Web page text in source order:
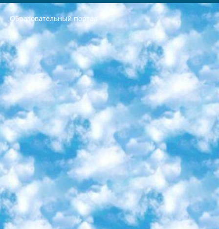
Образовательный портал
РЕСПУБЛИКА УЗБЕКИСТАН МИНИСТРЕРСТВО ДОШКОЛЬНОГО И ШКОЛЬНОГО ОБРАЗОВАНИЯ КОМАНДА в общеобразовательных учреждениях в 2023-2024 учебном году организация и проведение итоговой государственной аттестации обучающихся о Министра дошкольного и школьного образования Республики Узбекистан от 4 марта 2008 года (постановлением Минюста от 20 марта 2008 года № 1778 государственной регистрации) «Итоговое состояние учащихся общего среднего образования на основании положения об утверждении положения об аттестации общего среднего образования выпускной экзамен студентов в образовательных учреждениях в 2023-2024 учебном году В целях организации и прохождения аттестации приказываю: 1. Следующее: перечень предметов, по которым будет проводиться итоговая государственная аттестация и экзамен формы перевода согласно приложению 1; сертификаты международного образца, оценивающие уровень владения иностранными языками перечень согласно приложению 2; 2. Педагогический при специализированных образовательных учреждениях. научно-практический центр квалификации и международной оценки (Д.Давидова) 2024 г. До 25 марта: задания по предметам, по которым будет проводиться итоговая аттестация разработка и утверждение технических условий; итоговая аттестация на основании разработанного предметного задания разработка вопросов по предметам (устно и письменно), экзамен передача; общеобразовательные средние школы и специальные учебные заведения учащиеся выпускных классов школ и интернатов в агентской системе подготовка базы данных экзаменационных материалов и критериев оценки; перевод базы экзаменационных материалов на все языки обучения подать в Республиканский образовательный центр для изготовления; варианты экзаменов на основе разработанных контрольных материалов пусть будут поставлены задачи формирования. 3. Республиканский образовательный центр (Ш.Худайкулов) до 5 апреля 2024 года. до: база данных предоставленных экзаменационных материалов на все языки обучения перевод и экспертиза; для слепых, слабовидящих, глухих, слабослышащих и умственно отсталых детей учащиеся выпускных классов специализированных школ и школ-интернатов база данных экзаменационных материалов на всех преподаваемых языках подготовка критериев оценки; специализированные школы для умственно отсталых детей и технологии для учащихся выпускных классов школ-интернатов разработка соответствующих рекомендаций и критериев проведения ЕГЭ по естествознанию давать задания. 4. Педагогический при специализированных образовательных учреждениях. Научно-практический центр навыков и международной оценки (Д.Давидова), Республика образовательный центр (Худайкулов Ш.) итоговый государственный аттестационный экзамен ориентирован на творческое и логическое мышление при подготовке базы материалов учитывать введение заданий. 5. Следует отметить, что: сертификат государственного образца о знании общеобразовательного предмета и как минимум национальный уровень B1 по предметам на иностранных языках, указанным в Приложении 2. или международно признанный сертификат эквивалентного уровня студенты, изучающие определенный предмет, освобождаются от экзамена; по соответствующим предметам запланирована итоговая государственная аттестация за день до дня, путем жеребьевки Рабочей группой (в письменной форме по предметам, проводимым в форме) из числа сформированных вариантов выбрано 2 варианта; 2 выбранных варианта экзамена анонсированы на официальном сайте министерства и все выпускники по всей стране на основе этих вариантов проводит итоговую государственную аттестацию. 6. Государственное образование учащихся средних общеобразовательных учреждений. знания в соответствии с квалификационными требованиями, которые необходимо приобрести на основании стандартов итоговый (выпускной) контроль для 9 и 11 классов в целях тестирования Экзамены (далее – экзамены) состоят из предметов, перечисленных в приложении 1. будет сделано. 7. Экзамены пройдут с 26 мая по 15 июня 2024 г. (кроме науки физического воспитания). 8. Физическая для учащихся 9 классов общесредних образовательных учреждений. Экзамены по предмету «Образование, квалификация медицина» 1-6 мая 2024 года. сотрудники перевести под присмотр (с отклонениями в физическом или умственном развитии) специализированная школа для детей, школы-интернаты и со сколиозом школы-интернаты санаторного типа для больных детей исключены). 9. Он был слепым, слабовидящим и имел нарушения опорно-двигательного аппарата. экзамены в специализированных школах и интернатах для детей должны проводиться исходя из требований, предъявляемых к общеобразовательным учреждениям (физкультура кроме науки). 10. Специализированная школа для глухих и слабослышащих детей. и экзамены в интернатах и быть реализован в виде письменного теста по математике. 11. Специальность для умственно отсталых детей. Для 9 класса Родной язык и литературное письмо Государственный язык (язык обучения – узбекский). для неклассов) написано Математическое письмо Письменная/устная история Узбекистана Физическое воспитание практично Итоговый контроль Для 11 класса Написание родного языка и литературы (эссе) Математическое письмо Узбекский язык (обучение на узбекском языке) не посещающее общее среднее образование для учреждений)/Образовательное учреждение выбор письменный и устный Иностранный язык письменный/устный Письменная/устная история Узбекистана *По выбору студента:  Химия  Физика  Основы государственного права  География 10 бесплатных образовательных ресурсов - Мы составили подборку онлайн-проектов с интерактивными упражнениями, видеолекциями и статьями. Они помогут вам обрести новые и освежить старые знания бесплатно. 1. «ИНТУИТ» Старейшая образовательная площадка Рунета. Здесь вы найдёте сотни текстовых и видеокурсов на десятки различных тем — от программирования до психологии. Многие курсы подготовлены российскими университетами и крупными международными компаниями вроде Intel и Microsoft. Самостоятельное обучение бесплатное, но желающие могут оплатить услуги персональных наставников. 2. «Смартия» знакомит с актуальными профессиями и подсказывает, как им обучаться. Выбрав заинтересовавшую вас специальность — SMM-специалист, фотограф, веб-дизайнер или другую, — увидите список необходимых для неё умений. Чтобы вы могли освоить их самостоятельно, для каждого умения площадка отображает подборку ссылок на учебные материалы. Хотя «Смартия» ориентируется на русскоязычную аудиторию, часть контента всё же доступна только на английском. 3. «Лекторий Физтеха» Проект Московского физико-технического института (Физтеха). С его помощью вы можете смотреть онлайн серии лекций, записанные на видео в этом вузе. В числе доступных предметов — физика, биология, химия, информационные технологии и другие. К некоторым лекциям администрация ресурса прилагает готовые конспекты, которые можно скачивать в PDF-формате. 4. ITMOcourses Онлайн-площадка Санкт-Петербургского национального исследовательского университета информационных технологий, механики и оптики (ИТМО). Ресурс предоставляет свободный доступ к курсам, разработанным в этом вузе. Каталог материалов разбит на четыре категории: «Оптические системы и технологии», «Приборостроение и робототехника», «Информационные технологии» и «Биотехнологии». Курсы состоят из видеолекций, интерактивных демонстраций и заданий. 5. «КиберЛенинка» Электронная научная библиотека открытого доступа. Каталог площадки регулярно обрастает текстами статей из различных научных изданий. Сгруппированные по журналам и рубрикам публикации можно читать онлайн или скачивать целиком в PDF-формате. Проект нацелен на популяризацию науки за счёт открытого доступа к качественной информации. 6. «ПостНаука» На этом ресурсе публикуют подборки видеолекций, составленные экспертами из разных отраслей и объединённые общими темами. Среди них, к примеру, есть серии «Биоинформатика и геномика», «Культура средневековой Скандинавии» и Cinema Studies о теории кино. Каждая подборка лекций — логически связанная история, рассказанная экспертом от первого лица. Кроме того, на сайте появляются научно-образовательные статьи и тесты на разные темы. 7. «Newочём» Команда проекта «Newочём» отбирает самые интересные тексты из англоязычных СМИ и переводит те из них, за которые голосуют участники сообщества «ВКонтакте». По большей части это научно-популярные статьи. Редакторы придумывают лишь заголовки, в остальном содержание переводов соответствует оригиналам. Полные тексты можно читать прямо в социальной сети. 8. InternetUrok Онлайн-база материалов по основным дисциплинам школьной программы. Информация на сайте структурирована по классам, предметам и темам (урокам). Каждый урок состоит из видеолекций и конспектов. Есть также интерактивные тренажёры и тесты для закрепления пройденного материала. Даже если вы давно окончили школу, возможность повторить программу старших классов всегда может пригодиться. 9. Edutainme Ещё один ресурс об образовании. В отличие от Newtonew, как мне кажется, Edutainme больше ориентируется на представителей индустрии: педагогов, предпринимателей, разработчиков образовательных проектов. Но и любой, кто просто стремится к саморазвитию, найдёт на сайте много полезного и интересного для себя. Например, информацию о новых курсах и образовательных сервисах. 10. Newtonew Онлайн-медиа об образовании и обучении в широком смысле. Авторы Newtonew пишут об инструментах, заведениях, тактиках и стратегиях, которые помогают учить других и получать новые знания самостоятельно. На этой площадке вы найдёте новости, обзоры, аналитические мат